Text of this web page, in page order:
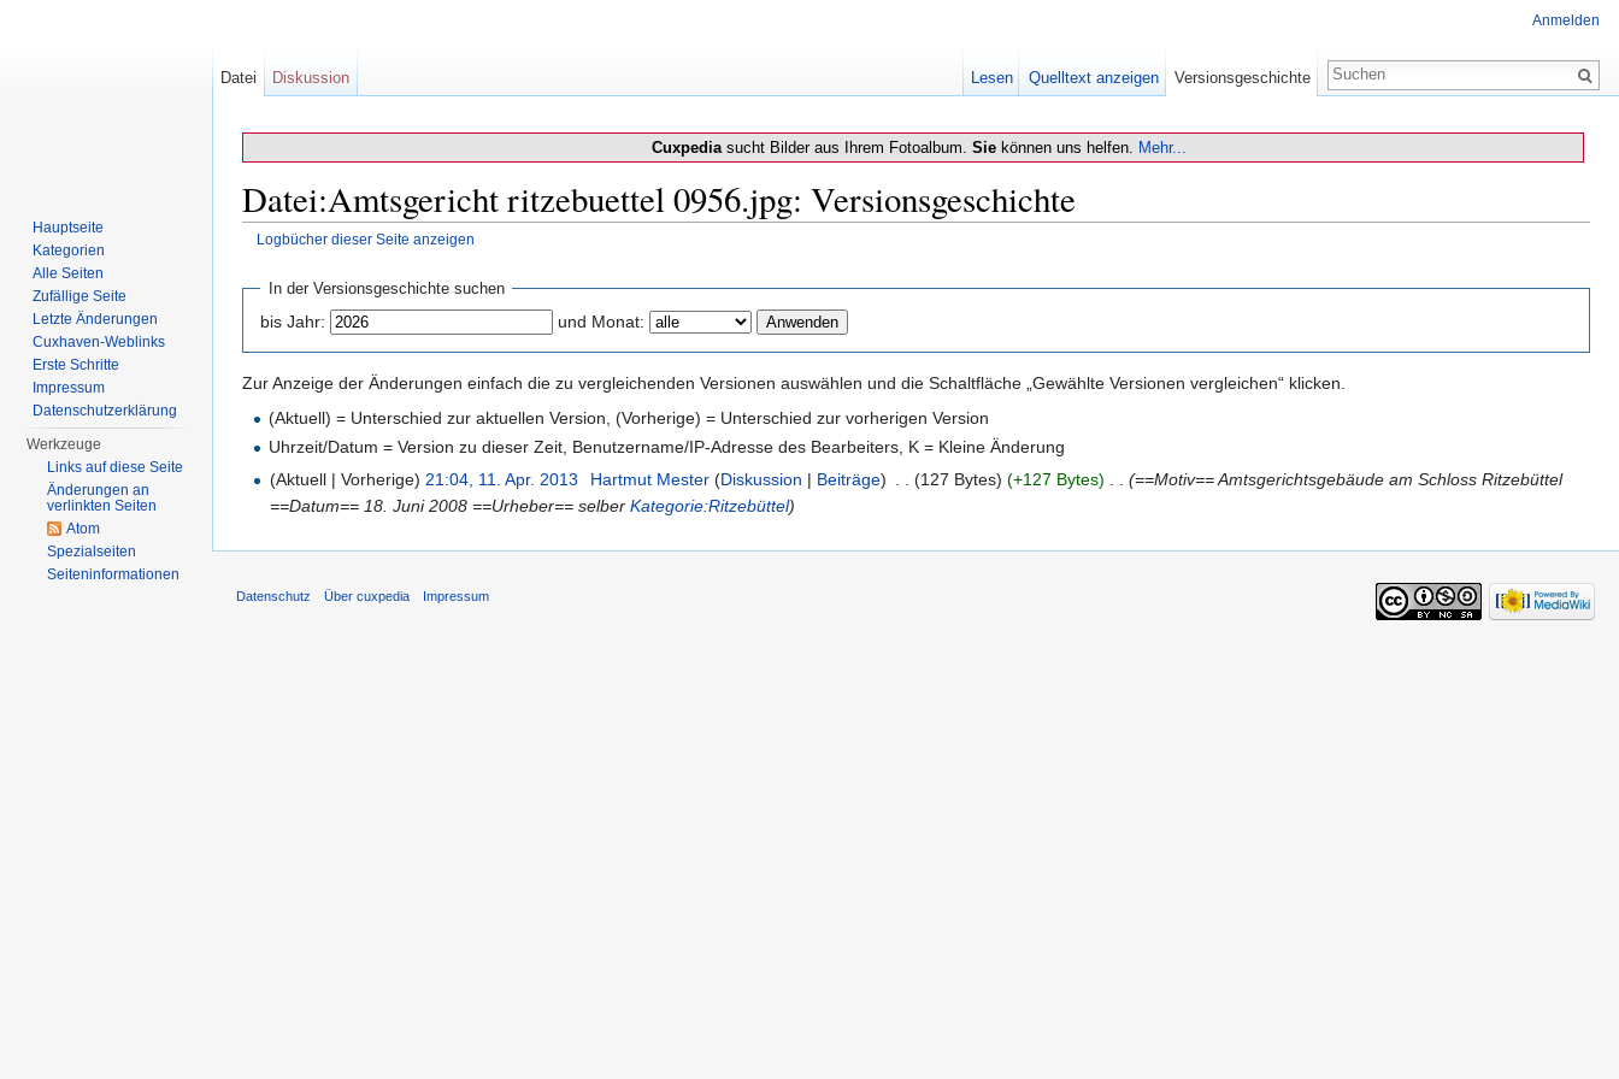
Cuxpediasucht Bilder aus Ihrem Fotoalbum. Sie können uns helfen. Mehr...
Datei:Amtsgericht ritzebuettel 0956.jpg: Versionsgeschichte
Logbücher dieser Seite anzeigen
In der Versionsgeschichte suchen
bis Jahr: und Monat:
Zur Anzeige der Änderungen einfach die zu vergleichenden Versionen auswählen und die Schaltfläche „Gewählte Versionen vergleichen“ klicken.
(Aktuell) = Unterschied zur aktuellen Version, (Vorherige) = Unterschied zur vorherigen Version
Uhrzeit/Datum = Version zu dieser Zeit, Benutzername/IP-Adresse des Bearbeiters, K = Kleine Änderung
(Aktuell | Vorherige) 21:04, 11. Apr. 2013 Hartmut Mester (Diskussion | Beiträge) (127 Bytes) (+127 Bytes)
(==Motiv== Amtsgerichtsgebäude am Schloss Ritzebüttel
==Datum== 18. Juni 2008 ==Urheber== selberKategorie:Ritzebüttel)
Anmelden
Datei Diskussion Lesen Quelltext anzeigen Versionsgeschichte
Hauptseite
Kategorien
Alle Seiten
Zufällige Seite
Letzte Änderungen
Cuxhaven-Weblinks
Erste Schritte
Impressum
Datenschutzerklärung
Werkzeuge
Links auf diese Seite
Änderungen an
verlinkten Seiten
Atom
Spezialseiten
Seiten­informationen
Datenschutz Über cuxpedia Impressum